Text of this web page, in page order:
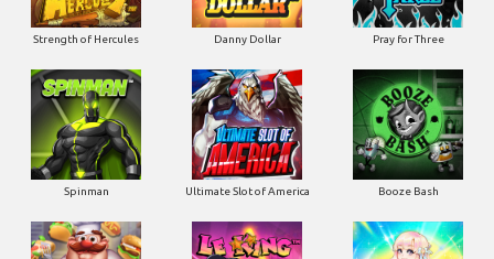
Strength of Hercules Danny Dollar Pray for Three
Spinman Ultimate Slot of America Booze Bash